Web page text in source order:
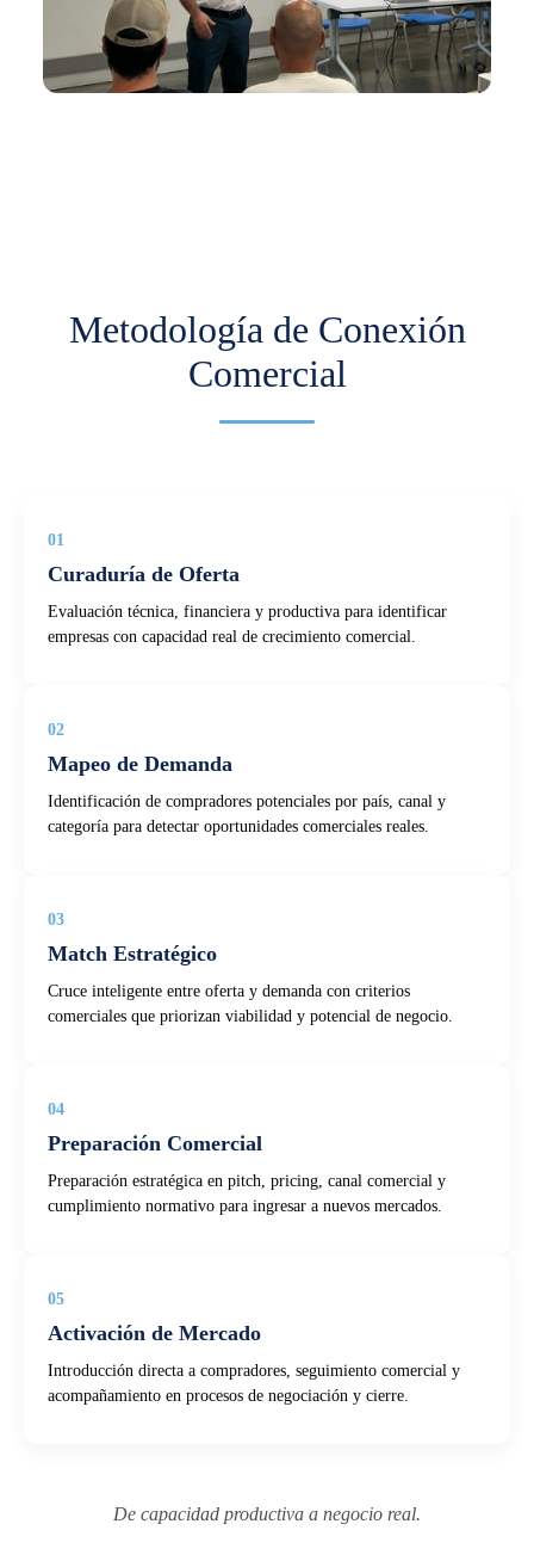
Metodología de Conexión
Comercial
01
Curaduría de Oferta
Evaluación técnica, financiera y productiva para identificar
empresas con capacidad real de crecimiento comercial.
02
Mapeo de Demanda
Identificación de compradores potenciales por país, canal y
categoría para detectar oportunidades comerciales reales.
03
Match Estratégico
Cruce inteligente entre oferta y demanda con criterios
comerciales que priorizan viabilidad y potencial de negocio.
04
Preparación Comercial
Preparación estratégica en pitch, pricing, canal comercial y
cumplimiento normativo para ingresar a nuevos mercados.
05
Activación de Mercado
Introducción directa a compradores, seguimiento comercial y
acompañamiento en procesos de negociación y cierre.
De capacidad productiva a negocio real.